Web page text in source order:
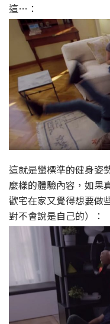
這…：
這就是蠻標準的健身姿
麼樣的體驗內容，如果
歡宅在家又覺得想要做
對不會說是自己的）：